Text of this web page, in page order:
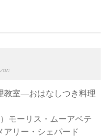
教室―おはなしつき料理
モーリス・ムーアベテ
リー・シェパード